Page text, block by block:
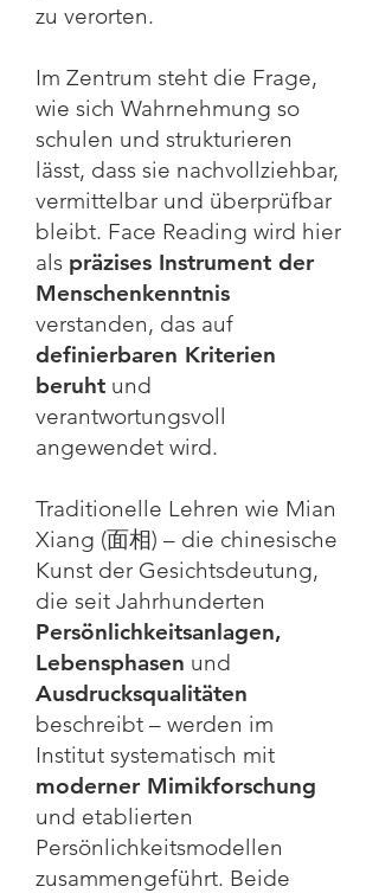
zu verorten.
Im Zentrum steht die Frage,
wie sich Wahrnehmung so
schulen und strukturieren
lässt, dass sie nachvollziehbar,
vermittelbar und überprüfbar
bleibt. Face Reading wird hier
als präzises Instrument der
Menschenkenntnis
verstanden, das auf
definierbaren Kriterien
beruht und
verantwortungsvoll
angewendet wird.
Traditionelle Lehren wie Mian
Xiang (面相) – die chinesische
Kunst der Gesichtsdeutung,
die seit Jahrhunderten
Persönlichkeitsanlagen,
Lebensphasen und
Ausdrucksqualitäten
beschreibt – werden im
Institut systematisch mit
moderner Mimikforschung
und etablierten
Persönlichkeitsmodellen
zusammengeführt. Beide